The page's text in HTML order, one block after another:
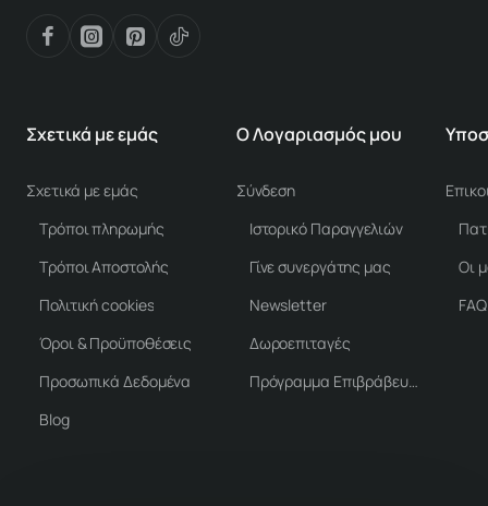
Σχετικά με εμάς
Σχετικά με εμάς
Τρόποι πληρωμής
Τρόποι Αποστολής
Πολιτική cookies
Όροι & Προϋποθέσεις
Προσωπικά Δεδομένα
Blog
Ο Λογαριασμός μου
Σύνδεση
Ιστορικό Παραγγελιών
Γίνε συνεργάτης μας
Newsletter
Δωροεπιταγές
Πρόγραμμα Επιβράβευσης
Οι
FAQ